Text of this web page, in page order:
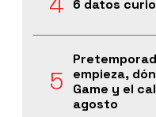
6 datos
empieza,
Game y el
agosto